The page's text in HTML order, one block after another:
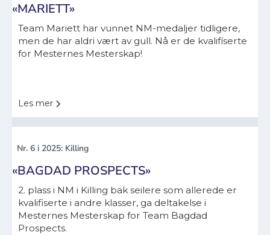
«MARIETT»
Team Mariett har vunnet NM-medaljer tidligere,
men de har aldri vært av gull. Nå er de kvalifíserte
for Mesternes Mesterskap!
Les mer
Nr. 6 i 2025: Killing
«BAGDAD PROSPECTS»
2. plass i NM i Killing bak seilere som allerede er
kvalifiserte i andre klasser, ga deltakelse i
Mesternes Mesterskap for Team Bagdad
Prospects.